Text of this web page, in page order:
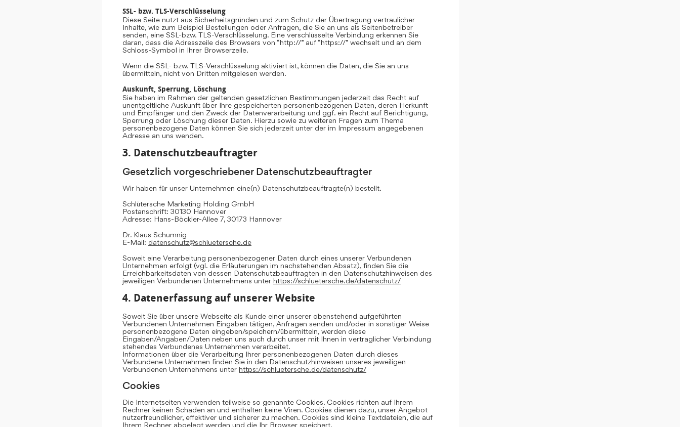
SSL- bzw. TLS-Verschlüsselung
Diese Seite nutzt aus Sicherheitsgründen und zum Schutz der Übertragung vertraulicher
Inhalte, wie zum Beispiel Bestellungen oder Anfragen, die Sie an uns als Seitenbetreiber
senden, eine SSL-bzw. TLS-Verschlüsselung. Eine verschlüsselte Verbindung erkennen Sie
daran, dass die Adresszeile des Browsers von “http://” auf “https://” wechselt und an dem
Schloss-Symbol in Ihrer Browserzeile.
Wenn die SSL- bzw. TLS-Verschlüsselung aktiviert ist, können die Daten, die Sie an uns
übermitteln, nicht von Dritten mitgelesen werden.
Auskunft, Sperrung, Löschung
Sie haben im Rahmen der geltenden gesetzlichen Bestimmungen jederzeit das Recht auf
unentgeltliche Auskunft über Ihre gespeicherten personenbezogenen Daten, deren Herkunft
und Empfänger und den Zweck der Datenverarbeitung und ggf. ein Recht auf Berichtigung,
Sperrung oder Löschung dieser Daten. Hierzu sowie zu weiteren Fragen zum Thema
personenbezogene Daten können Sie sich jederzeit unter der im Impressum angegebenen
Adresse an uns wenden.
3. Datenschutzbeauftragter
Gesetzlich vorgeschriebener Datenschutzbeauftragter
Wir haben für unser Unternehmen eine(n) Datenschutzbeauftragte(n) bestellt.
Schlütersche Marketing Holding GmbH
Postanschrift: 30130 Hannover
Adresse: Hans-Böckler-Allee 7, 30173 Hannover
Dr. Klaus Schumnig
E-Mail: datenschutz@schluetersche.de
Soweit eine Verarbeitung personenbezogener Daten durch eines unserer Verbundenen
Unternehmen erfolgt (vgl. die Erläuterungen im nachstehenden Absatz), finden Sie die
Erreichbarkeitsdaten von dessen Datenschutzbeauftragten in den Datenschutzhinweisen des
jeweiligen Verbundenen Unternehmens unter https://schluetersche.de/datenschutz/
4. Datenerfassung auf unserer Website
Soweit Sie über unsere Webseite als Kunde einer unserer obenstehend aufgeführten
Verbundenen Unternehmen Eingaben tätigen, Anfragen senden und/oder in sonstiger Weise
personenbezogene Daten eingeben/speichern/übermitteln, werden diese
Eingaben/Angaben/Daten neben uns auch durch unser mit Ihnen in vertraglicher Verbindung
stehendes Verbundenes Unternehmen verarbeitet.
Informationen über die Verarbeitung Ihrer personenbezogenen Daten durch dieses
Verbundene Unternehmen finden Sie in den Datenschutzhinweisen unseres jeweiligen
Verbundenen Unternehmens unter https://schluetersche.de/datenschutz/
Cookies
Die Internetseiten verwenden teilweise so genannte Cookies. Cookies richten auf Ihrem
Rechner keinen Schaden an und enthalten keine Viren. Cookies dienen dazu, unser Angebot
nutzerfreundlicher, effektiver und sicherer zu machen. Cookies sind kleine Textdateien, die auf
Ihrem Rechner abgelegt werden und die Ihr Browser speichert.